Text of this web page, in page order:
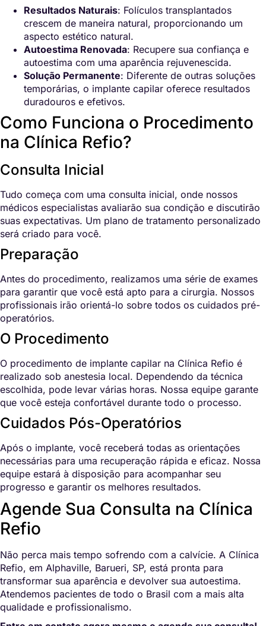
Resultados Naturais: Folículos transplantados
crescem de maneira natural, proporcionando um
aspecto estético natural.
Autoestima Renovada: Recupere sua confiança e
autoestima com uma aparência rejuvenescida.
Solução Permanente: Diferente de outras soluções
temporárias, o implante capilar oferece resultados
duradouros e efetivos.
Como Funciona o Procedimento
na Clínica Refio?
Consulta Inicial
Tudo começa com uma consulta inicial, onde nossos
médicos especialistas avaliarão sua condição e discutirão
suas expectativas. Um plano de tratamento personalizado
será criado para você.
Preparação
Antes do procedimento, realizamos uma série de exames
para garantir que você está apto para a cirurgia. Nossos
profissionais irão orientá-lo sobre todos os cuidados pré-
operatórios.
O Procedimento
O procedimento de implante capilar na Clínica Refio é
realizado sob anestesia local. Dependendo da técnica
escolhida, pode levar várias horas. Nossa equipe garante
que você esteja confortável durante todo o processo.
Cuidados Pós-Operatórios
Após o implante, você receberá todas as orientações
necessárias para uma recuperação rápida e eficaz. Nossa
equipe estará à disposição para acompanhar seu
progresso e garantir os melhores resultados.
Agende Sua Consulta na Clínica
Refio
Não perca mais tempo sofrendo com a calvície. A Clínica
Refio, em Alphaville, Barueri, SP, está pronta para
transformar sua aparência e devolver sua autoestima.
Atendemos pacientes de todo o Brasil com a mais alta
qualidade e profissionalismo.